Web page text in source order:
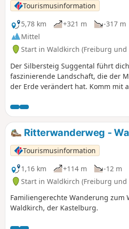
Tourismusinformation
5,78 km
+321 m -317 m
Mittel
Start in Waldkirch (Freiburg
Der Silbersteig Suggental führt
faszinierende Landschaft, die der
der Erde verändert hat. Komm mit
ungefähr 40 Minuten zum heutigen
Dort siehst Du den Stolleneingang
einige Grubenwagen, mit denen
gefördert wurde und den Turm des
Ritterwanderweg -
Tourismusinformation
1,16 km
+114 m -12 m
Start in Waldkirch (Freiburg
Familiengerechte Wanderung zum
Waldkirch, der Kastelburg.